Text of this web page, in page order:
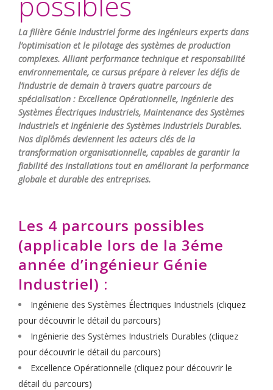
La filière Génie Industriel forme des ingénieurs experts dans
l’optimisation et le pilotage des systèmes de production
complexes. Alliant performance technique et responsabilité
environnementale, ce cursus prépare à relever les défis de
l’industrie de demain à travers quatre parcours de
spécialisation : Excellence Opérationnelle, Ingénierie des
Systèmes Électriques Industriels, Maintenance des Systèmes
Industriels et Ingénierie des Systèmes Industriels Durables.
Nos diplômés deviennent les acteurs clés de la
transformation organisationnelle, capables de garantir la
fiabilité des installations tout en améliorant la performance
globale et durable des entreprises.
Les 4 parcours possibles
(applicable lors de la 3éme
année d’ingénieur Génie
Industriel) :
Ingénierie des Systèmes Électriques Industriels (cliquez
pour découvrir le détail du parcours)
Ingénierie des Systèmes Industriels Durables (cliquez
pour découvrir le détail du parcours)
Excellence Opérationnelle (cliquez pour découvrir le
détail du parcours)